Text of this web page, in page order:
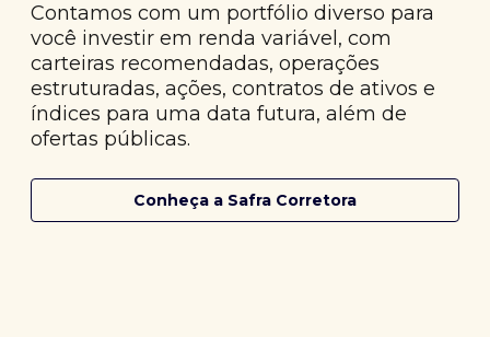
Contamos com um portfólio diverso para
você investir em renda variável, com
carteiras recomendadas, operações
estruturadas, ações, contratos de ativos e
índices para uma data futura, além de
ofertas públicas.
Conheça a Safra Corretora